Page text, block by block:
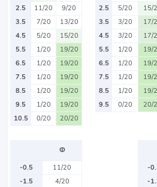
2.5
11/20
9/20
3.5
7/20
13/20
4.5
5/20
15/20
5.5
1/20
19/20
6.5
1/20
19/20
7.5
1/20
19/20
8.5
1/20
19/20
9.5
1/20
19/20
10.5
0/20 20/20
2.5
5/20
15/
3.5
3/20
17/
4.5
3/20
17/
5.5
1/20
19/
6.5
1/20
19/
7.5
1/20
19/
8.5
1/20
19/
9.5
0/20 20/
Ф
-0.5
11/20
-1.5
4/20
-
-